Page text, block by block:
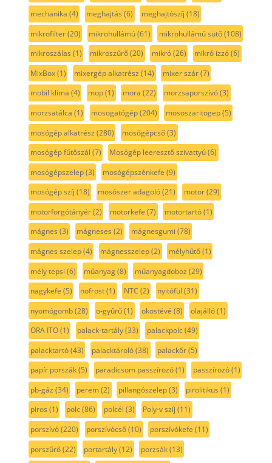
mechanika (4) meghajtás (6) meghajtószíj (18)
mikrofilter(20) mikrohullámú(61) mikrohullámú sütő(108)
mikroszálas (1) mikroszűrő(20) mikró(26) mikró izzó(6)
MixBox(1) mixergép alkatrész (14) mixer szár(7)
mobil klíma (4) mop(1) mora (22) morzsaporszívó(3)
morzsatálca (1) mosogatógép(204) mososzaritogep(5)
mosógép alkatrész (280) mosógépcső(3)
mosógép fűtőszál (7) Mosógép leeresztő szivattyú(6)
mosógépszelep(3) mosógépszénkefe (9)
mosógép szíj (18) mosószer adagoló(21) motor(29)
motorforgótányér(2) motorkefe (7) motortartó(1)
mágnes (3) mágneses (2) mágnesgumi (78)
mágnes szelep(4) mágnesszelep(2) mélyhűtő(1)
mély tepsi (6) műanyag(8) műanyagdoboz (29)
nagykefe (5) nofrost(1) NTC (2) nyitófül (31)
nyomógomb(28) o-gyűrű(1) okostévé (8) olajálló(1)
ORA ITO(1) palack-tartály(33) palackpolc(49)
palacktartó(43) palacktároló(38) palackőr(5)
papír porszák(5) paradicsom passzírozó(1) passzírozó(1)
pb-gáz (34) perem(2) pillangószelep(3) pirolitikus (1)
piros (1) polc(86) polcél (3) Poly-v szíj (11)
porszívó(220) porszívócső(10) porszívókefe (11)
porszűrő(22) portartály(12) porzsák(13)